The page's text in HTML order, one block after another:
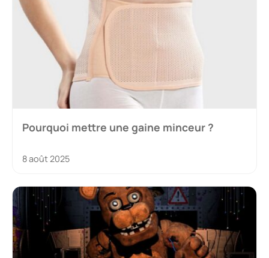
Pourquoi mettre une gaine minceur ?
8 août 2025